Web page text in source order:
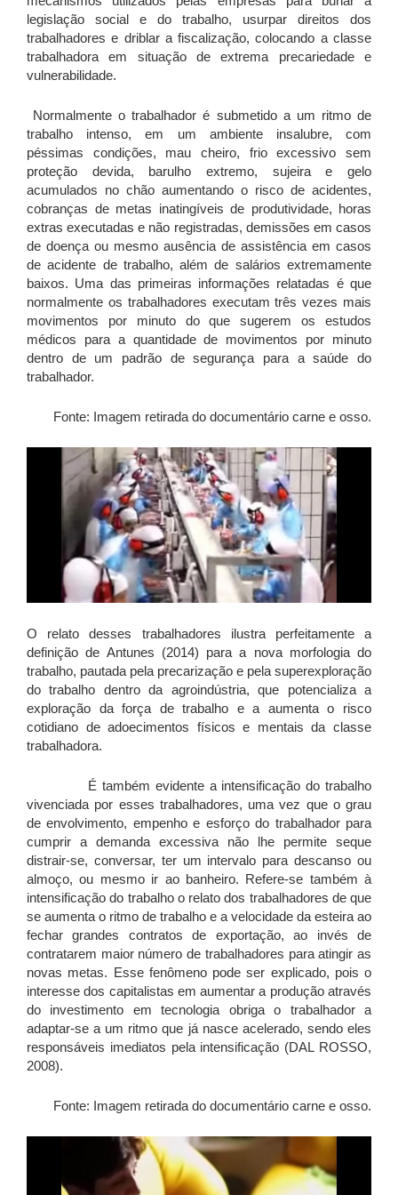
legislação social e do trabalho, usurpar direitos dos
trabalhadores e driblar a fiscalização, colocando a classe
trabalhadora em situação de extrema precariedade e
vulnerabilidade.
Normalmente o trabalhador é submetido a um ritmo de
trabalho intenso, em um ambiente insalubre, com
péssimas condições, mau cheiro, frio excessivo sem
proteção devida, barulho extremo, sujeira e gelo
acumulados no chão aumentando o risco de acidentes,
cobranças de metas inatingíveis de produtividade, horas
extras executadas e não registradas, demissões em casos
de doença ou mesmo ausência de assistência em casos
de acidente de trabalho, além de salários extremamente
baixos. Uma das primeiras informações relatadas é que
normalmente os trabalhadores executam três vezes mais
movimentos por minuto do que sugerem os estudos
médicos para a quantidade de movimentos por minuto
dentro de um padrão de segurança para a saúde do
trabalhador.
Fonte: Imagem retirada do documentário carne e osso.
O relato desses trabalhadores ilustra perfeitamente a
definição de Antunes (2014) para a nova morfologia do
trabalho, pautada pela precarização e pela superexploração
do trabalho dentro da agroindústria, que potencializa a
exploração da força de trabalho e a aumenta o risco
cotidiano de adoecimentos físicos e mentais da classe
trabalhadora.
É também evidente a intensificação do trabalho
vivenciada por esses trabalhadores, uma vez que o grau
de envolvimento, empenho e esforço do trabalhador para
cumprir a demanda excessiva não lhe permite seque
distrair-se, conversar, ter um intervalo para descanso ou
almoço, ou mesmo ir ao banheiro. Refere-se também à
intensificação do trabalho o relato dos trabalhadores de que
se aumenta o ritmo de trabalho e a velocidade da esteira ao
fechar grandes contratos de exportação, ao invés de
contratarem maior número de trabalhadores para atingir as
novas metas. Esse fenômeno pode ser explicado, pois o
interesse dos capitalistas em aumentar a produção através
do investimento em tecnologia obriga o trabalhador a
adaptar-se a um ritmo que já nasce acelerado, sendo eles
responsáveis imediatos pela intensificação (DAL ROSSO,
2008).
Fonte: Imagem retirada do documentário carne e osso.